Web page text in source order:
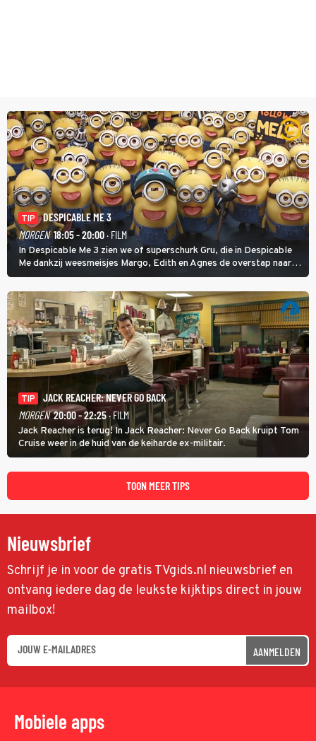
TIP
DESPICABLE ME 3
MORGEN 18:05 - 20:00· FILM
In Despicable Me 3 zien we of superschurk Gru, die in Despicable
Me dankzij weesmeisjes Margo, Edith en Agnes de overstap naar
het rechte pad maakte, ook op dat pad weet te blijven.
TIP
JACK REACHER: NEVER GO BACK
MORGEN 20:00 - 22:25· FILM
Jack Reacher is terug! In Jack Reacher: Never Go Back kruipt Tom
Cruise weer in de huid van de keiharde ex-militair.
TOON MEER TIPS
Nieuwsbrief
Schrijf je in voor de gratis TVgids.nl nieuwsbrief en
ontvang iedere dag de leukste kijktips direct in jouw
mailbox!
AANMELDEN
Mobiele apps